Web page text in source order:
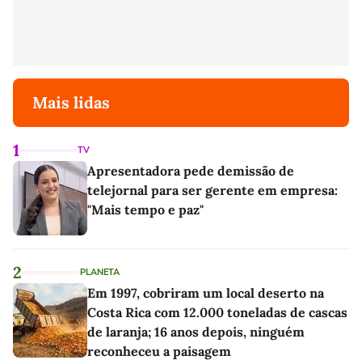
Mais lidas
1 TV
Apresentadora pede demissão de
telejornal para ser gerente em empresa:
"Mais tempo e paz"
2 PLANETA
Em 1997, cobriram um local deserto na
Costa Rica com 12.000 toneladas de cascas
de laranja; 16 anos depois, ninguém
reconheceu a paisagem